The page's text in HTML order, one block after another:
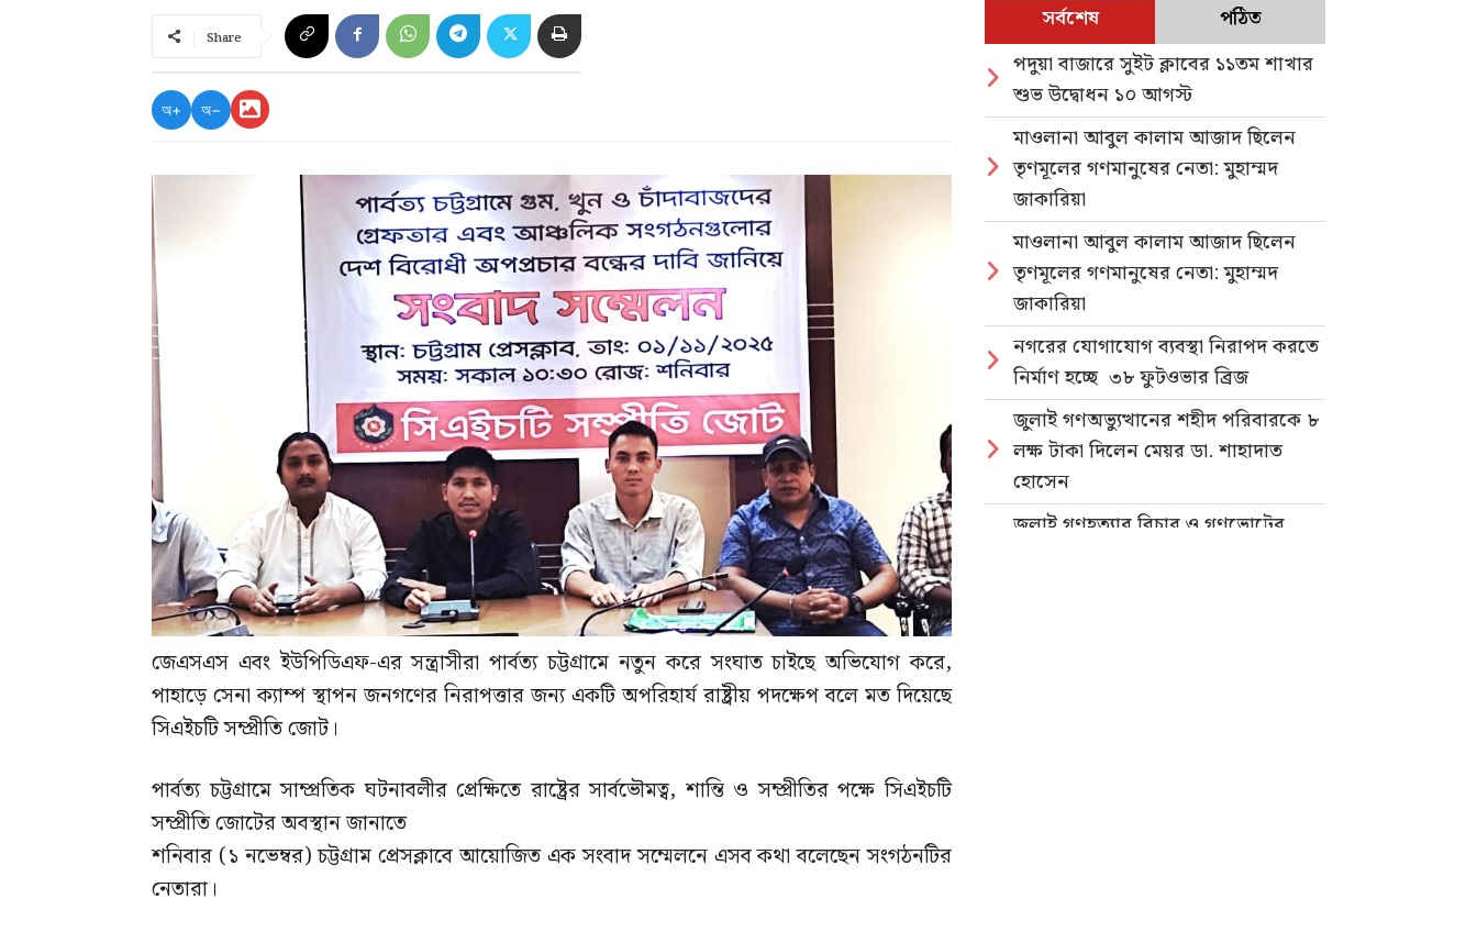
Share
অ+ অ−
জেএসএস এবং ইউপিডিএফ-এর সন্ত্রাসীরা পার্বত্য চট্টগ্রামে নতুন করে সংঘাত চাইছে অভিযোগ করে,
পাহাড়ে সেনা ক্যাম্প স্থাপন জনগণের নিরাপত্তার জন্য একটি অপরিহার্য রাষ্ট্রীয় পদক্ষেপ বলে মত দিয়েছে
সিএইচটি সম্প্রীতি জোট।
পার্বত্য চট্টগ্রামে সাম্প্রতিক ঘটনাবলীর প্রেক্ষিতে রাষ্ট্রের সার্বভৌমত্ব, শান্তি ও সম্প্রীতির পক্ষে সিএইচটি
সম্প্রীতি জোটের অবস্থান জানাতে
শনিবার (১ নভেম্বর) চট্টগ্রাম প্রেসক্লাবে আয়োজিত এক সংবাদ সম্মেলনে এসব কথা বলেছেন সংগঠনটির
নেতারা।
সর্বশেষ
পঠিত
পদুয়া বাজারে সুইট ক্লাবের ১১তম শাখার
শুভ উদ্বোধন ১০ আগস্ট
মাওলানা আবুল কালাম আজাদ ছিলেন
তৃণমূলের গণমানুষের নেতা: মুহাম্মদ
জাকারিয়া
মাওলানা আবুল কালাম আজাদ ছিলেন
তৃণমূলের গণমানুষের নেতা: মুহাম্মদ
জাকারিয়া
নগরের যোগাযোগ ব্যবস্থা নিরাপদ করতে
নির্মাণ হচ্ছে ৩৮ ফুটওভার ব্রিজ
জুলাই গণঅভ্যুত্থানের শহীদ পরিবারকে ৮
লক্ষ টাকা দিলেন মেয়র ডা. শাহাদাত
হোসেন
জুলাই গণহত্যার বিচার ও গণভোটের